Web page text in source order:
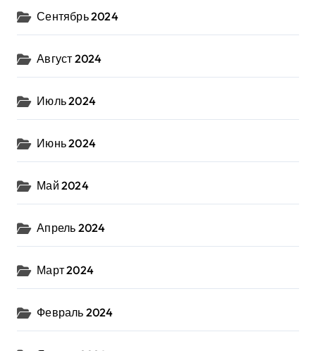
Сентябрь 2024
Август 2024
Июль 2024
Июнь 2024
Май 2024
Апрель 2024
Март 2024
Февраль 2024